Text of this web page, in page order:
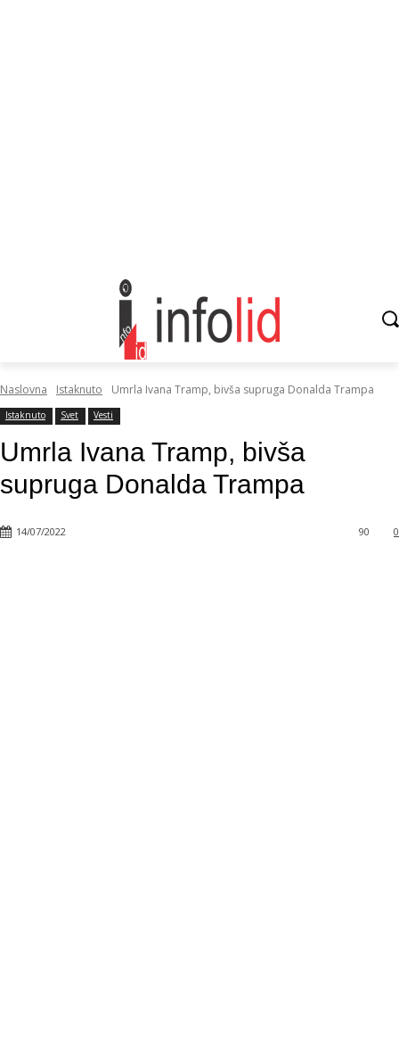
Naslovna Istaknuto Umrla Ivana Tramp, bivša supruga Donalda Trampa
Istaknuto Svet Vesti
Umrla Ivana Tramp, bivša
supruga Donalda Trampa
14/07/2022 0
90